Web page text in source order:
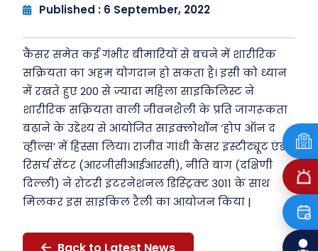
Published : 6 September, 2022
कैंसर समेत कई गंभीर बीमारियों से बचने में शारीरिक
सक्रियता का अहम योगदान हो सकता है। इसी को ध्यान
में रखते हुए 200 से ज्यादा महिला साइकिलिस्ट ने
शारीरिक सक्रियता वाली जीवनशैली के प्रति जागरूकता
बढ़ाने के उद्देश्य से आयोजित साइक्लोथॉन ‘होप ऑन द
व्हील्स’ में हिस्सा लिया। राजीव गांधी कैंसर इंस्टीट्यूट एंड
रिसर्च सेंटर (आरजीसीआईआरसी), नीति बाग (दक्षिणी
दिल्ली) ने रोटरी इंटरनेशनल डिस्ट्रिक्ट 3011 के साथ
मिलकर इस साइकिल रैली का आयोजन किया |
Back to Latest News